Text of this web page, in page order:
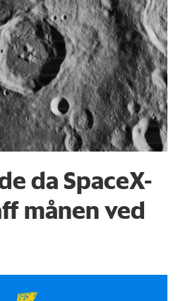
da SpaceX-
månen ved